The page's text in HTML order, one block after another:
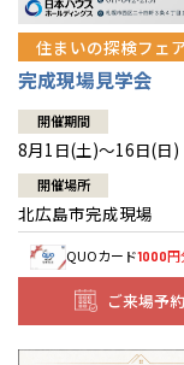
デザイン賞各種受賞
セントラルヒーティ
住まいのお手入れ集
安心の管理体制
ギャラリー
ニュースリリース
代表ごあいさつ
企業理念
会社概要
事業部紹介
IR情報
会員サイト
住まいの探検フェ
完成現場見学会
開催期間
8月1日(土)～16日(日)
開催場所
北広島市完成現場
QUOカード1000円
ご来場予約